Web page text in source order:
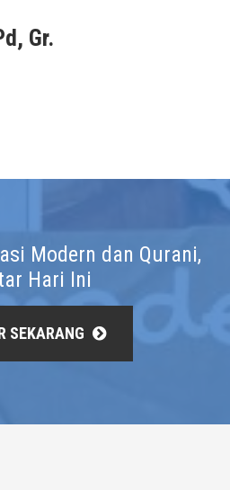
Gr.
Modern dan Qurani,
Hari Ini
SEKARANG